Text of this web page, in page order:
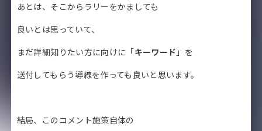
あとは、そこからラリーをかましても
良いとは思っていて、
まだ詳細知りたい方に向けに「キーワード 」を
送付してもらう導線を作っても良いと思います。
結局、このコメント施策自体の